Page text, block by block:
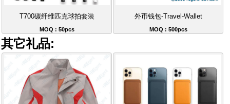
T700碳纤维匹克球拍套装
MOQ : 50pcs
外币钱包-Travel-Wallet
MOQ : 500pcs
其它礼品: